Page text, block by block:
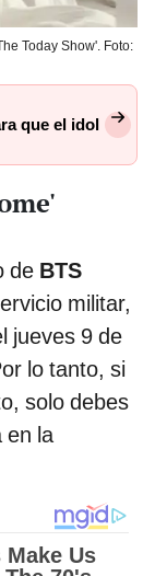
Today Show'. Foto:
que el idol
de BTS
militar,
jueves 9 de
lo tanto, si
solo debes
en la